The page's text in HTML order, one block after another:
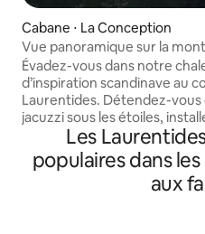
Cabane ⋅ La Conception
Vue panoramique sur la
Mont-Tremblant + spa privé
Évadez-vous dans notre
d’inspiration scandinave au
Laurentides. Détendez-vous
jacuzzi sous les étoiles,
confortablement près de la
profitez d’une vue
montagnes du Mont-
Les
populaires dans
aux